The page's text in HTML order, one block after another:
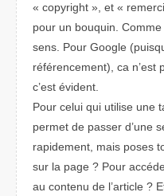
« copyright », et «
pour un bouquin.
sens. Pour Google
référencement), ca n’est
c’est évident.
Pour celui qui utilise une
permet de passer d’une
rapidement, mais poses
sur la page ? Pour
au contenu de l’article ?